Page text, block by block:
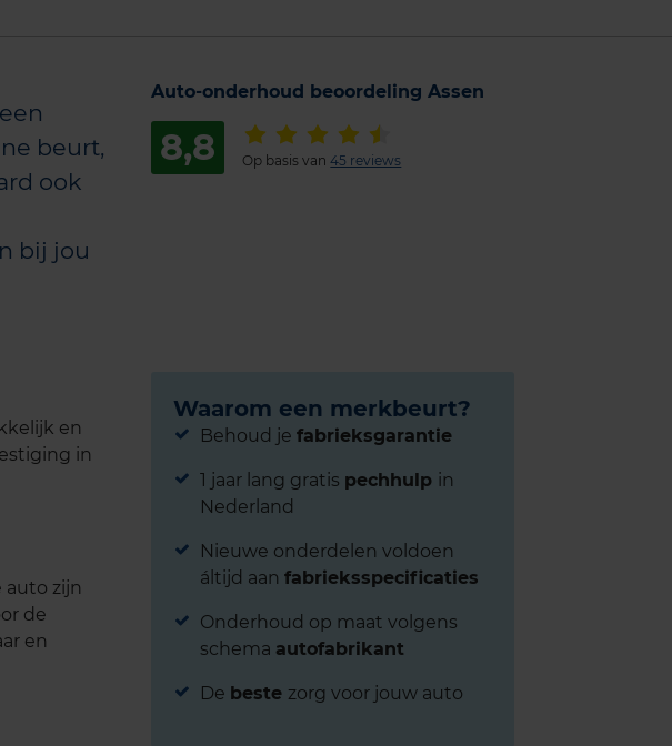
beurt,
ook
bij jou
Auto-onderhoud beoordeling Assen
8,8 Op basis van45 reviews
Waarom een merkbeurt?
Behoud jefabrieksgarantie
1 jaar lang gratis pechhulp in
Nederland
Nieuwe onderdelen voldoen
áltijd aanfabrieksspecificaties
Onderhoud op maat volgens
schema autofabrikant
De beste zorg voor jouw auto
en
in
auto zijn
de
en